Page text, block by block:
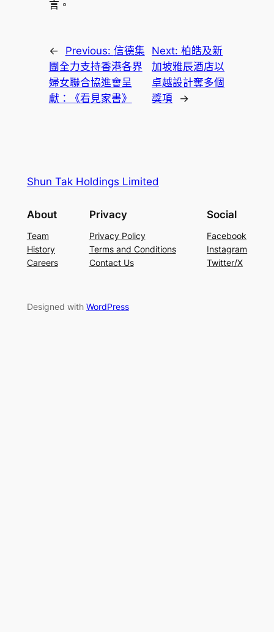
言。
← Previous: 信德集
團全力支持香港各界
婦女聯合協進會呈
獻：《看見家書》
Next:柏皓及新
加坡雅辰酒店以
卓越設計奪多個
獎項
→
Shun Tak Holdings Limited
About
Team
History
Careers
Privacy
Privacy Policy
Terms and Conditions
Contact Us
Social
Facebook
Instagram
Twitter/X
Designed with WordPress